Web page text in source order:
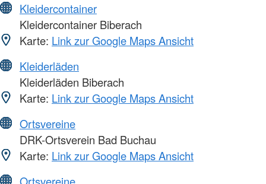
Kleidercontainer
Kleidercontainer Biberach
Karte: Link zur Google Maps Ansicht
Kleiderläden
Kleiderläden Biberach
Karte: Link zur Google Maps Ansicht
Ortsvereine
DRK-Ortsverein Bad Buchau
Karte: Link zur Google Maps Ansicht